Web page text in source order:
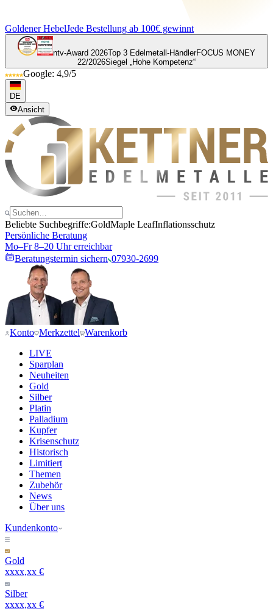
Goldener HebelJede Bestellung ab 100€ gewinnt
ntv-Award 2026Top 3 Edelmetall-HändlerFOCUS MONEY
22/2026Siegel „Hohe Kompetenz“
Google: 4,9/5
DE
Ansicht
Beliebte Suchbegriffe:GoldMaple LeafInflationsschutz
Persönliche Beratung
Mo–Fr 8–20 Uhr erreichbar
Beratungstermin sichern 07930-2699
Konto Merkzettel Warenkorb
LIVE
Sparplan
Neuheiten
Gold
Silber
Platin
Palladium
Kupfer
Krisenschutz
Historisch
Limitiert
Themen
Zubehör
News
Über uns
Kundenkonto
Gold
xxxx,xx €
Silber
xxxx,xx €